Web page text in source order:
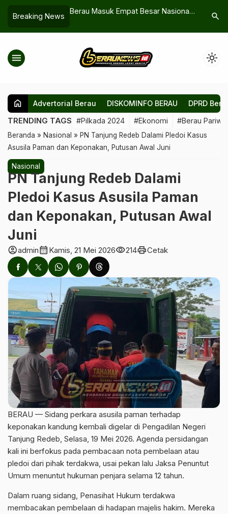
Breaking News
Tim Terus
Berau Masuk Empat Besar Nasional
Diminta Tingkatkan Kewaspadaan
Abrasi
search
menu light_mode
home Advertorial Berau DISKOMINFO BERAU DPRD
TRENDING TAGS #Pilkada 2024 #Ekonomi #Berau
Beranda » Nasional » PN Tanjung Redeb Dalami Pledoi Kasus
Asusila Paman dan Keponakan, Putusan Awal Juni
Nasional
PN Tanjung Redeb Dalami
Pledoi Kasus Asusila Paman
dan Keponakan, Putusan Awal
Juni
account_circleadmincalendar_month Kamis, 21 Mei 2026visibility214printCetak
BERAU — Sidang perkara asusila paman terhadap
keponakan kandung kembali digelar di Pengadilan Negeri
Tanjung Redeb, Selasa, 19 Mei 2026. Agenda persidangan
kali ini berfokus pada pembacaan nota pembelaan atau
pledoi dari pihak terdakwa, usai pekan lalu Jaksa Penuntut
Umum menuntut hukuman penjara selama 12 tahun.
Dalam ruang sidang, Penasihat Hukum terdakwa
membacakan pembelaan di hadapan majelis hakim. Mereka